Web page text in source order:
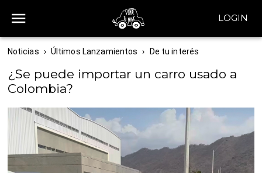
LOGIN
Noticias › Últimos Lanzamientos › De tu interés
¿Se puede importar un carro usado a
Colombia?